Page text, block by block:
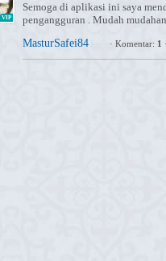
VIP
Semoga di aplikasi ini saya
pengangguran . Mudah
MasturSafei84
· Komentar: 1 ·